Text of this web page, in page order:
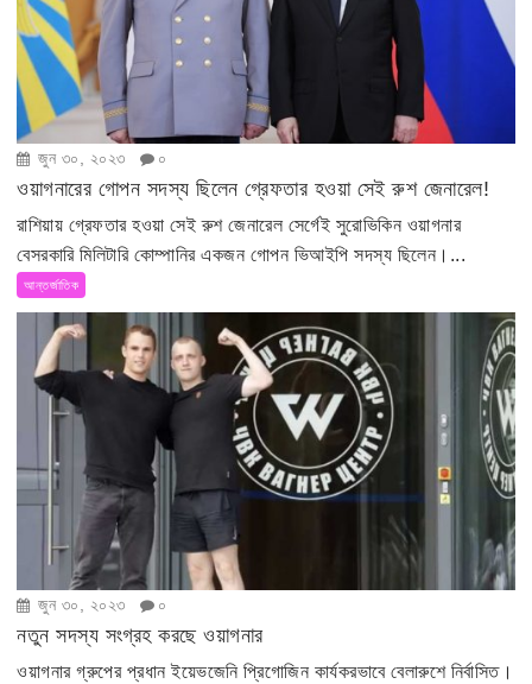
জুন ৩০, ২০২৩ ০
ওয়াগনারের গোপন সদস্য ছিলেন গ্রেফতার হওয়া সেই রুশ জেনারেল!
রাশিয়ায় গ্রেফতার হওয়া সেই রুশ জেনারেল সের্গেই সুরোভিকিন ওয়াগনার
বেসরকারি মিলিটারি কোম্পানির একজন গোপন ভিআইপি সদস্য ছিলেন।...
আন্তর্জাতিক
জুন ৩০, ২০২৩ ০
নতুন সদস্য সংগ্রহ করছে ওয়াগনার
ওয়াগনার গ্রুপের প্রধান ইয়েভজেনি প্রিগোজিন কার্যকরভাবে বেলারুশে নির্বাসিত।